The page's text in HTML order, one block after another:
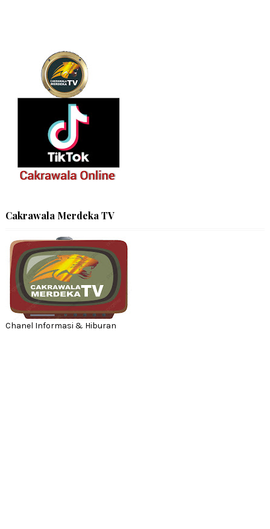
Cakrawala Merdeka TV
Chanel Informasi & Hiburan